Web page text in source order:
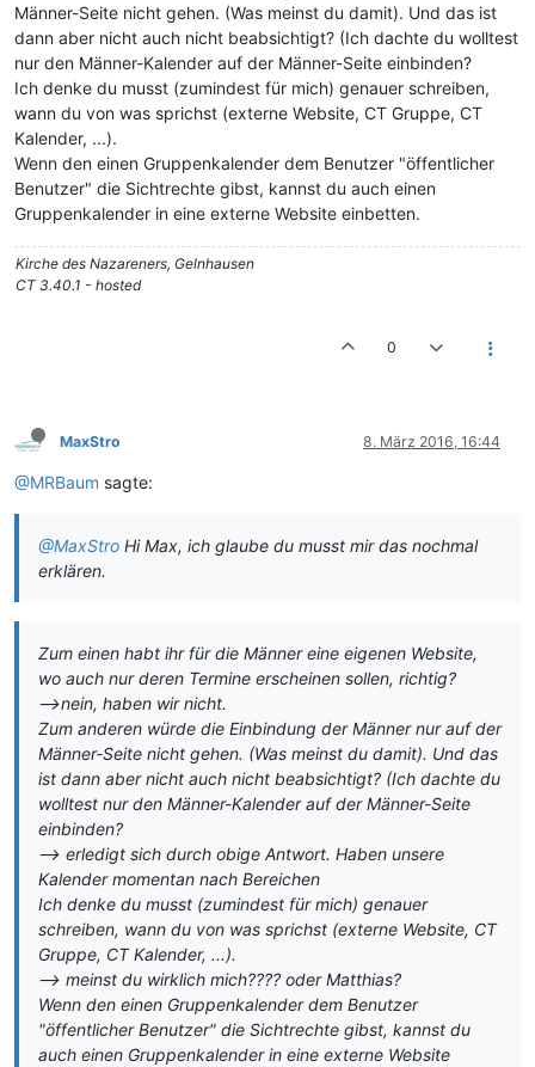
Männer-Seite nicht gehen. (Was meinst du damit). Und das ist
dann aber nicht auch nicht beabsichtigt? (Ich dachte du wolltest
nur den Männer-Kalender auf der Männer-Seite einbinden?
Ich denke du musst (zumindest für mich) genauer schreiben,
wann du von was sprichst (externe Website, CT Gruppe, CT
Kalender, ...).
Wenn den einen Gruppenkalender dem Benutzer "öffentlicher
Benutzer" die Sichtrechte gibst, kannst du auch einen
Gruppenkalender in eine externe Website einbetten.
Kirche des Nazareners, Gelnhausen
CT 3.40.1 - hosted
0
MaxStro 8. März 2016, 16:44
@MRBaum sagte:
@MaxStro Hi Max, ich glaube du musst mir das nochmal
erklären.
Zum einen habt ihr für die Männer eine eigenen Website,
wo auch nur deren Termine erscheinen sollen, richtig?
-->nein, haben wir nicht.
Zum anderen würde die Einbindung der Männer nur auf der
Männer-Seite nicht gehen. (Was meinst du damit). Und das
ist dann aber nicht auch nicht beabsichtigt? (Ich dachte du
wolltest nur den Männer-Kalender auf der Männer-Seite
einbinden?
--> erledigt sich durch obige Antwort. Haben unsere
Kalender momentan nach Bereichen
Ich denke du musst (zumindest für mich) genauer
schreiben, wann du von was sprichst (externe Website, CT
Gruppe, CT Kalender, ...).
--> meinst du wirklich mich???? oder Matthias?
Wenn den einen Gruppenkalender dem Benutzer
"öffentlicher Benutzer" die Sichtrechte gibst, kannst du
auch einen Gruppenkalender in eine externe Website